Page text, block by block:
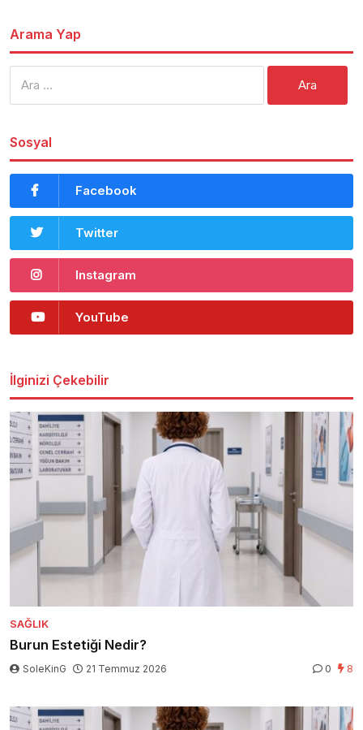
Arama Yap
Sosyal
Facebook
Twitter
Instagram
YouTube
İlginizi Çekebilir
SAĞLIK
Burun Estetiği Nedir?
SoleKinG 21 Temmuz 2026 0 8